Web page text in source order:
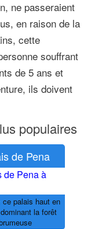
ne passeraient
en raison de la
cette
souffrant
de 5 ans et
ils doivent
populaires
de Pena
ce palais haut en
la forêt